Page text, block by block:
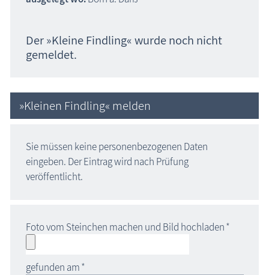
Der »Kleine Findling« wurde noch nicht
gemeldet.
»Kleinen Findling« melden
Sie müssen keine personenbezogenen Daten
eingeben. Der Eintrag wird nach Prüfung
veröffentlicht.
Foto vom Steinchen machen und Bild hochladen*
gefunden am*